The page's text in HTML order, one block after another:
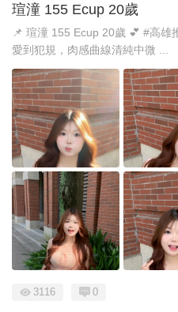
瑄潼 155 Ecup 20歲
📌 瑄潼 155 Ecup 20歲 💕 #高雄
愛到犯規，肉感曲線清純中微 ...
3116 0